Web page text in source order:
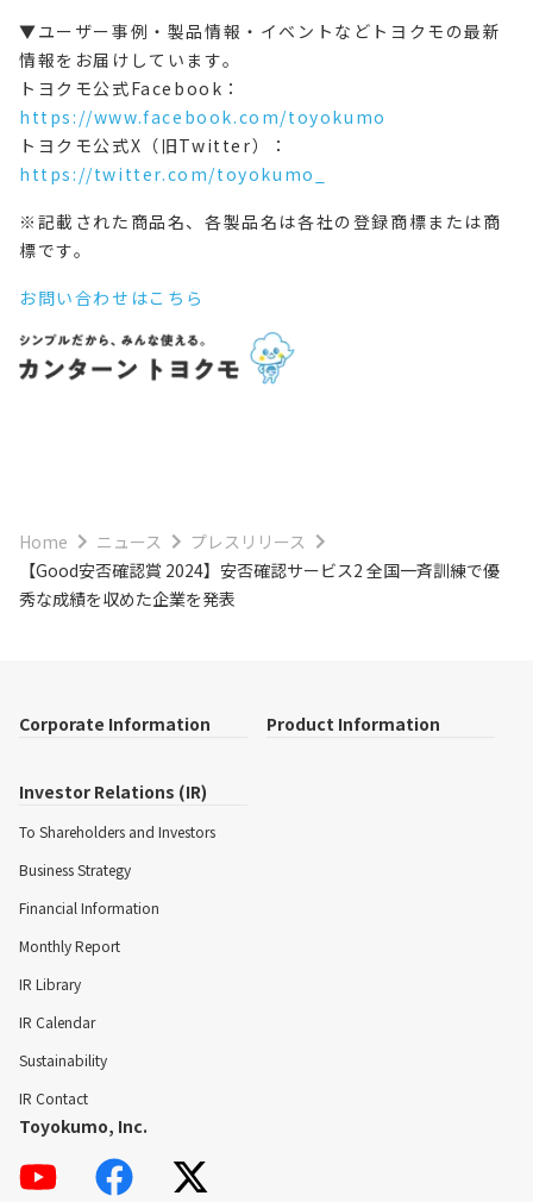
▼ユーザー事例・製品情報・イベントなどトヨクモの最新
情報をお届けしています。
トヨクモ公式Facebook：
https://www.facebook.com/toyokumo
トヨクモ公式X（旧Twitter）：
https://twitter.com/toyokumo_
※記載された商品名、各製品名は各社の登録商標または商
標です。
お問い合わせはこちら
Home ニュース
プレスリリース
【Good安否確認賞 2024】安否確認サービス2 全国一斉訓練で優
秀な成績を収めた企業を発表
Corporate Information Product Information
Investor Relations (IR)
To Shareholders and Investors
Business Strategy
Financial Information
Monthly Report
IR Library
IR Calendar
Sustainability
IR Contact
Toyokumo, Inc.